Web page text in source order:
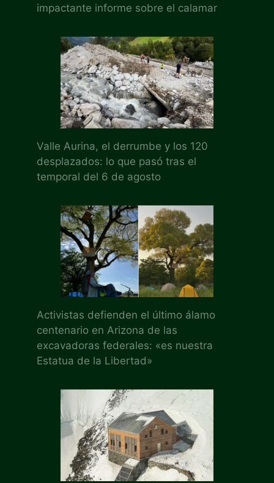
impactante informe sobre el calamar
Valle Aurina, el derrumbe y los 120
desplazados: lo que pasó tras el
temporal del 6 de agosto
Activistas defienden el último álamo
centenario en Arizona de las
excavadoras federales: «es nuestra
Estatua de la Libertad»